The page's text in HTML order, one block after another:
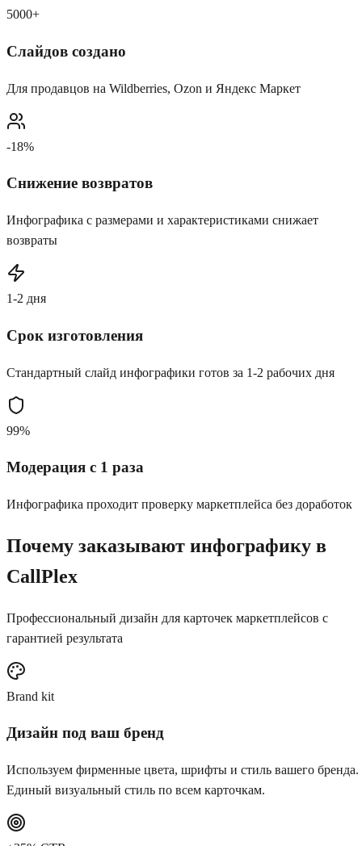
5000+
Слайдов создано
Для продавцов на Wildberries, Ozon и Яндекс Маркет
-18%
Снижение возвратов
Инфографика с размерами и характеристиками снижает
возвраты
1-2 дня
Срок изготовления
Стандартный слайд инфографики готов за 1-2 рабочих дня
99%
Модерация с 1 раза
Инфографика проходит проверку маркетплейса без доработок
Почему заказывают инфографику в
CallPlex
Профессиональный дизайн для карточек маркетплейсов с
гарантией результата
Brand kit
Дизайн под ваш бренд
Используем фирменные цвета, шрифты и стиль вашего бренда.
Единый визуальный стиль по всем карточкам.